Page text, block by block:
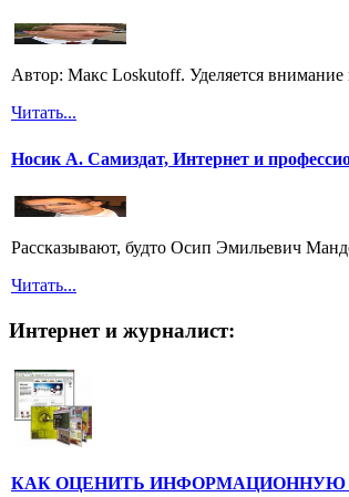
Автор: Макс Loskutoff. Уделяется внимание
Читать...
Носик А. Самиздат, Интернет и
Рассказывают, будто Осип Эмильевич
Читать...
Интернет и журналист:
КАК ОЦЕНИТЬ ИНФОРМАЦИОННУЮ